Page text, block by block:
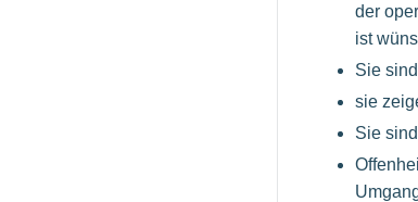
der
ist
Sie
sie
Sie